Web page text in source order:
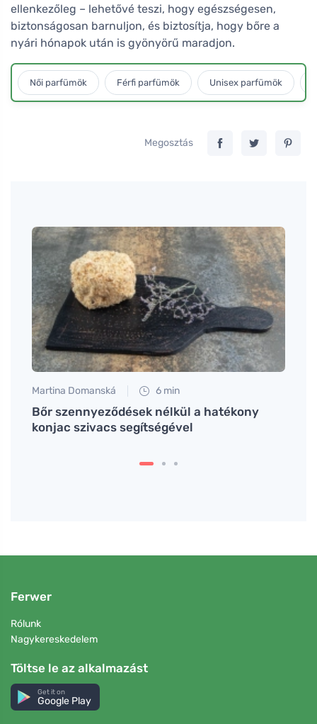
ellenkezőleg – lehetővé teszi, hogy egészségesen,
biztonságosan barnuljon, és biztosítja, hogy bőre a
nyári hónapok után is gyönyörű maradjon.
Női parfümök Férfi parfümök Unisex parfümök
Megosztás
Martina Domanská 6 min
Bőr szennyeződések nélkül a hatékony
konjac szivacs segítségével
Ferwer
Rólunk
Nagykereskedelem
Töltse le az alkalmazást
Get it on
Google Play